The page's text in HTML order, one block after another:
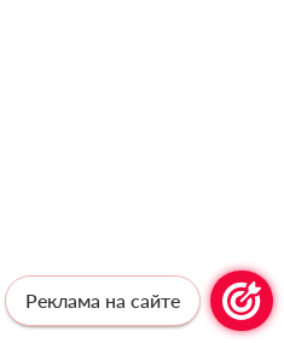
Реклама на сайте